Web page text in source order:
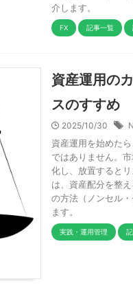
介します。
FX 記事一覧
資産運用の
スのすすめ
2025/10/30
資産運用を始めた
ではありません。
化し、放置すると
は、資産配分を整
の方法（ノンセル
ます。
実践・運用管理